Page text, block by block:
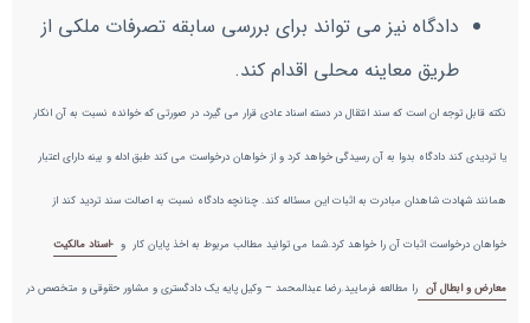
دادگاه نیز می تواند برای بررسی سابقه تصرفات ملکی از
طریق معاینه محلی اقدام کند.
نکته قابل توجه ان است که سند انتقال در دسته اسناد عادی قرار می گیرد، در صورتی که خوانده نسبت به آن انکار
یا تردیدی کند دادگاه بدوا به آن رسیدگی خواهد کرد و از خواهان درخواست می کند طبق ادله و بینه دارای اعتبار
همانند شهادت شاهدان مبادرت به اثبات این مسئاله کند. چنانچه دادگاه نسبت به اصالت سند تردید کند از
خواهان درخواست اثبات آن را خواهد کرد.شما می توانید مطالب مربوط به اخذ پایان کار و -اسناد مالکیت
معارض و ابطال آن را مطالعه فرمایید.رضا عبدالمحمد – وکیل پایه یک دادگستری و مشاور حقوقی و متخصص در